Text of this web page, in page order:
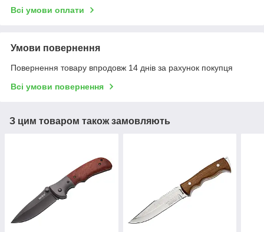
Всі умови оплати
Умови повернення
Повернення товару впродовж 14 днів за рахунок покупця
Всі умови повернення
З цим товаром також замовляють